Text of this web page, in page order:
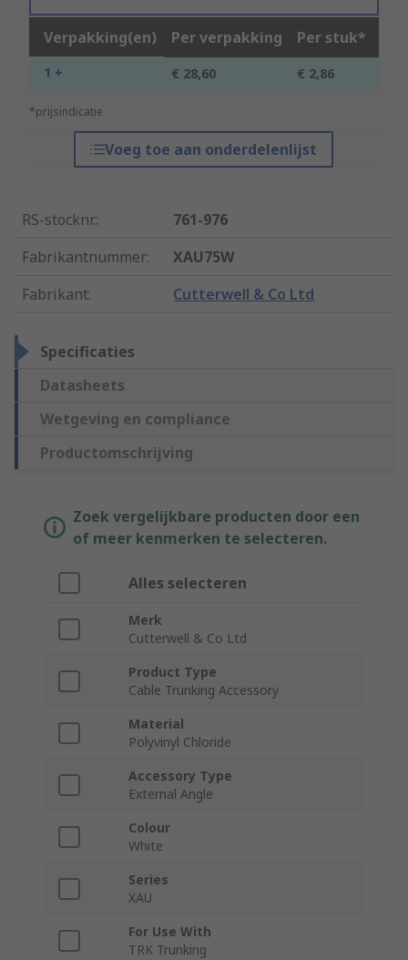
Verpakking(en) Per verpakking Per stuk*
1 + € 28,60 € 2,86
*prijsindicatie
Voeg toe aan onderdelenlijst
RS-stocknr.:
761-976
Fabrikantnummer:
XAU75W
Fabrikant: Cutterwell & Co Ltd
Specificaties
Datasheets
Wetgeving en compliance
Productomschrijving
Zoek vergelijkbare producten door een
of meer kenmerken te selecteren.
Alles selecteren
Merk
Cutterwell & Co Ltd
Product Type
Cable Trunking Accessory
Material
Polyvinyl Chloride
Accessory Type
External Angle
Colour
White
Series
XAU
For Use With
TRK Trunking